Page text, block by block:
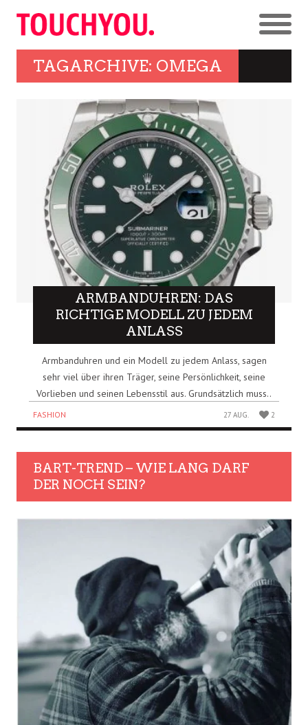
TAGARCHIVE: OMEGA
ARMBANDUHREN: DAS
RICHTIGE MODELL ZU JEDEM
ANLASS
Armbanduhren und ein Modell zu jedem Anlass, sagen
sehr viel über ihren Träger, seine Persönlichkeit, seine
Vorlieben und seinen Lebensstil aus. Grundsätzlich muss..
FASHION 27 AUG. 2
BART-TREND – WIE LANG DARF
DER NOCH SEIN?